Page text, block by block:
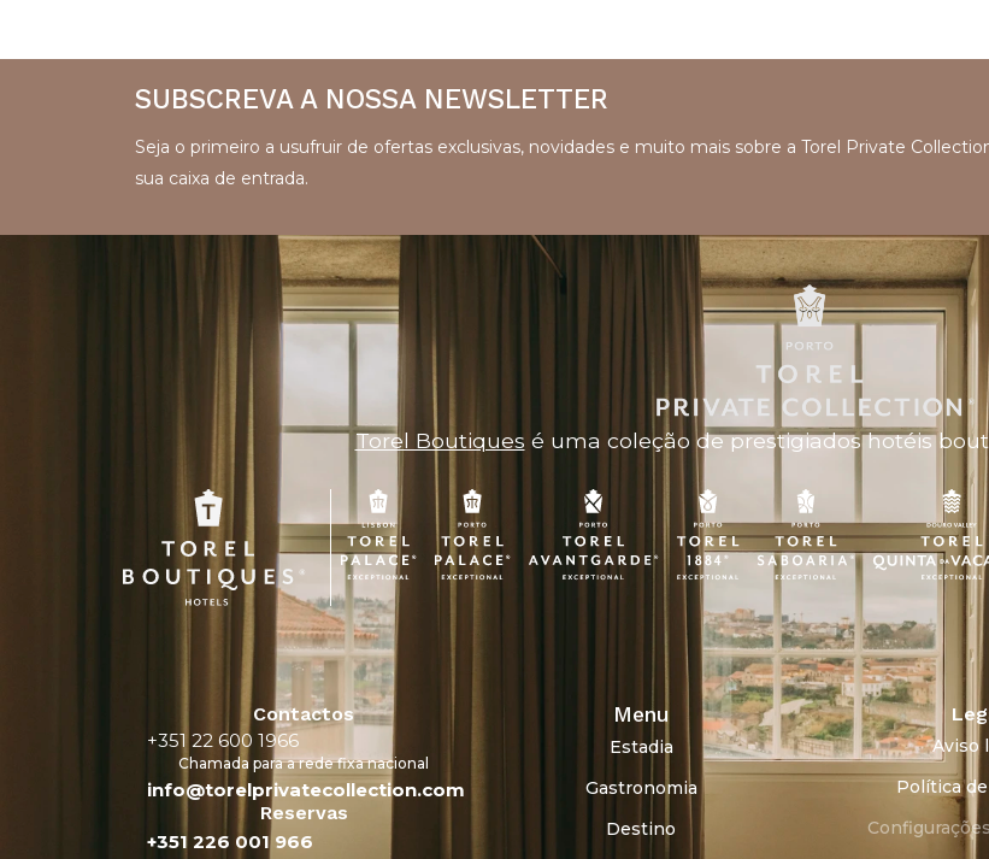
SUBSCREVA A NOSSA NEWSLETTER
Seja o primeiro a usufruir de ofertas exclusivas, novidades e muito mais sobre a Torel Private
sua caixa de entrada.
Torel Boutiques é uma coleção de prestigiados hotéis
Contactos
+351 22 600 1966
Chamada para a rede fixa nacional
info@torelprivatecollection.com
Reservas
+351 226 001 966
Menu
Estadia
Gastronomia
Destino
Aviso
Política